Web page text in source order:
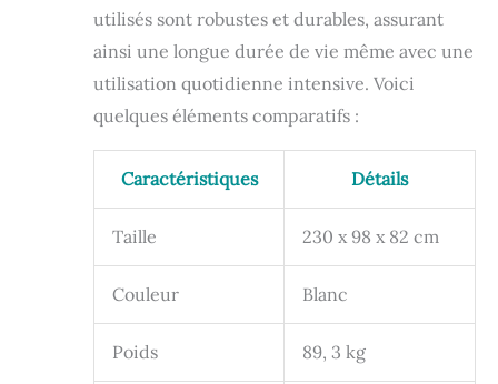
utilisés sont robustes et durables, assurant
ainsi une longue durée de vie même avec une
utilisation quotidienne intensive. Voici
quelques éléments comparatifs :
Caractéristiques Détails
Taille 230 x 98 x 82 cm
Couleur Blanc
Poids 89, 3 kg